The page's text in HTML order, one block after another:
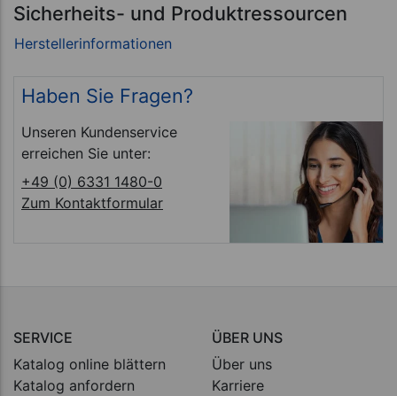
Sicherheits- und Produktressourcen
Haben Sie Fragen?
Unseren Kundenservice
erreichen Sie unter:
+49 (0) 6331 1480-0
Zum Kontaktformular
SERVICE
Katalog online blättern
Katalog anfordern
ÜBER UNS
Über uns
Karriere